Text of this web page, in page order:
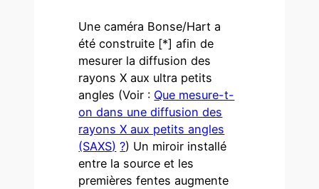
Une caméra Bonse/Hart a
été construite [*] afin de
mesurer la diffusion des
rayons X aux ultra petits
angles (Voir : Que mesure-t-
on dans une diffusion des
rayons X aux petits angles
(SAXS) ?) Un miroir installé
entre la source et les
premières fentes augmente